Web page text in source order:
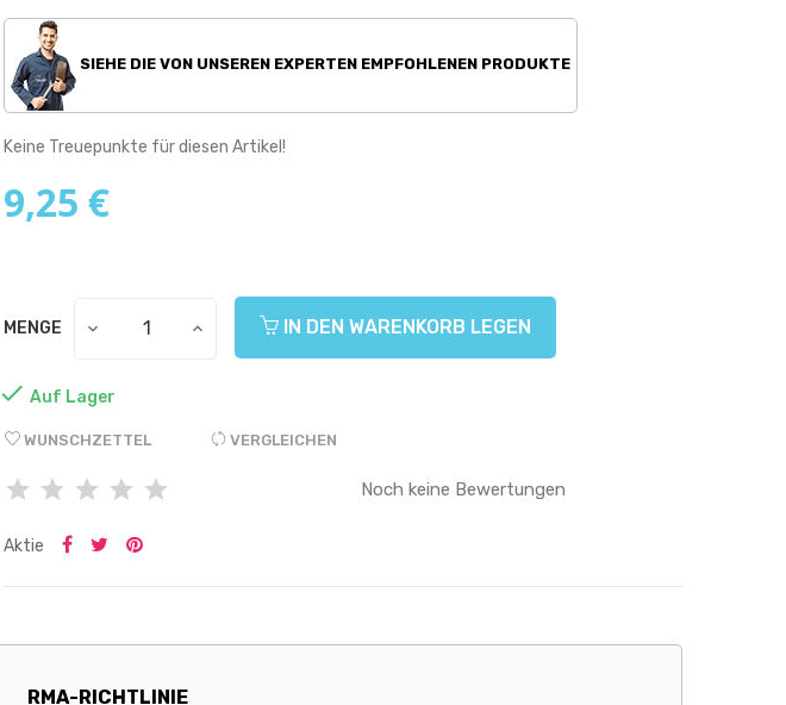
SIEHE DIE VON UNSEREN EXPERTEN EMPFOHLENEN PRODUKTE
Keine Treuepunkte für diesen Artikel!
9,25 €
MENGE IN DEN WARENKORB LEGEN
 Auf Lager
WUNSCHZETTEL VERGLEICHEN
Noch keine Bewertungen
Aktie
RMA-RICHTLINIE